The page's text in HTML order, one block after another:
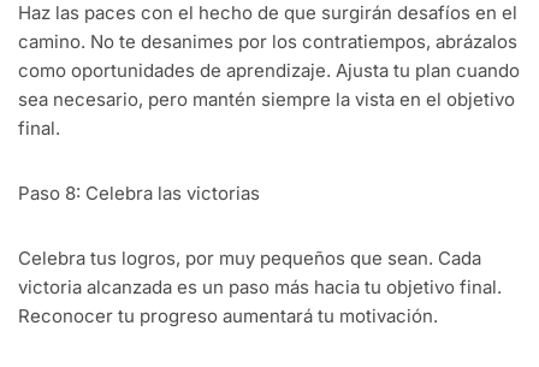
Haz las paces con el hecho de que surgirán desafíos en el
camino. No te desanimes por los contratiempos, abrázalos
como oportunidades de aprendizaje. Ajusta tu plan cuando
sea necesario, pero mantén siempre la vista en el objetivo
final.
Paso 8: Celebra las victorias
Celebra tus logros, por muy pequeños que sean. Cada
victoria alcanzada es un paso más hacia tu objetivo final.
Reconocer tu progreso aumentará tu motivación.